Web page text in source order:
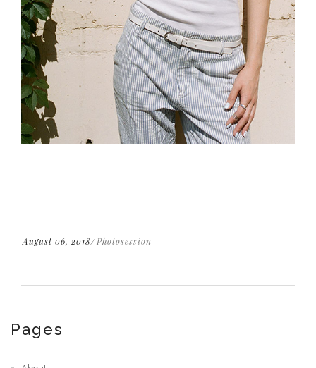
August 06, 2018 Photosession
Pages